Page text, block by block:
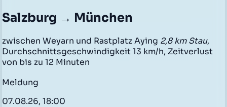
Salzburg → München
zwischen Weyarn und Rastplatz Aying 2,8 km Stau,
Durchschnittsgeschwindigkeit 13 km/h, Zeitverlust
von bis zu 12 Minuten
Meldung
07.08.26, 18:00